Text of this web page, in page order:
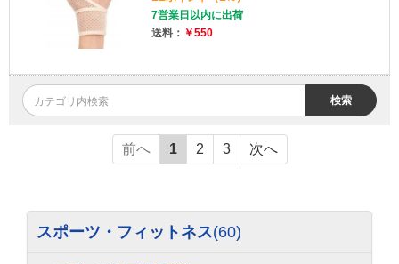
7営業日以内に出荷
送料： ￥550
検索
前へ 1 2 3 次へ
スポーツ・フィットネス(60)